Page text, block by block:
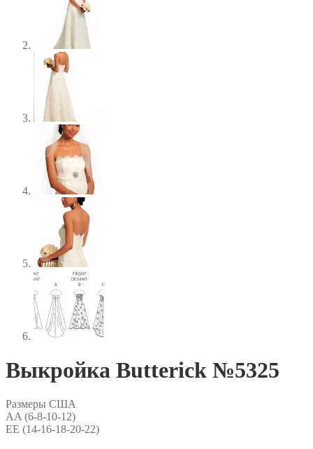
Выкройка Butterick №5325
Размеры США
AA (6-8-10-12)
EE (14-16-18-20-22)